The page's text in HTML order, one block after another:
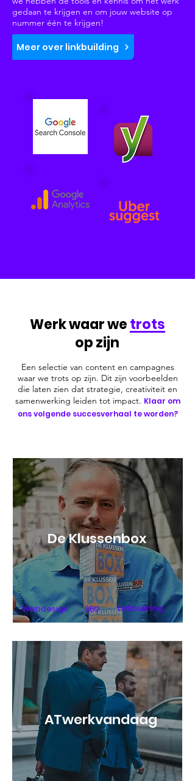
gedaan te krijgen en om jouw website op
nummer één te krijgen!
Meer over linkbuilding
Werk waar wetrots
op zijn
Een selectie van content en campagnes
waar we trots op zijn. Dit zijn voorbeelden
die laten zien dat strategie, creativiteit en
samenwerking leiden tot impact. Klaar om
ons volgende succesverhaal te worden?
De Klussenbox
Webdesign SEO Linkbuilding
ATwerkvandaag